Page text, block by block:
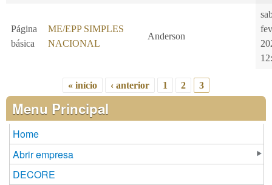
Página
básica
ME/EPP SIMPLES
NACIONAL
Anderson
fev
Páginas
« início ‹ anterior 1 2 3
Menu Principal
Home
Abrir empresa
DECORE